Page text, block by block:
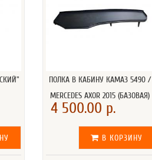
ПОЛКА В КАБИНУ КАМАЗ 5490 /
MERCEDES AXOR 2015 (БАЗОВАЯ)
4 500.00 р.
В КОРЗИНУ